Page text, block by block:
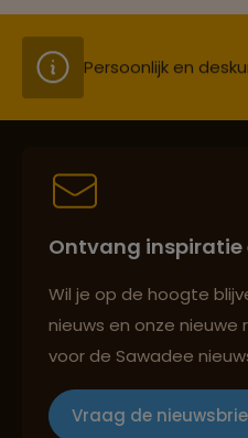
Persoonlijk en
Best beoordeelde
Groepsreizen mét
Ontvang inspiratie
Wil je op de hoogte
nieuws en onze nieuwe
voor de Sawadee
Vraag de